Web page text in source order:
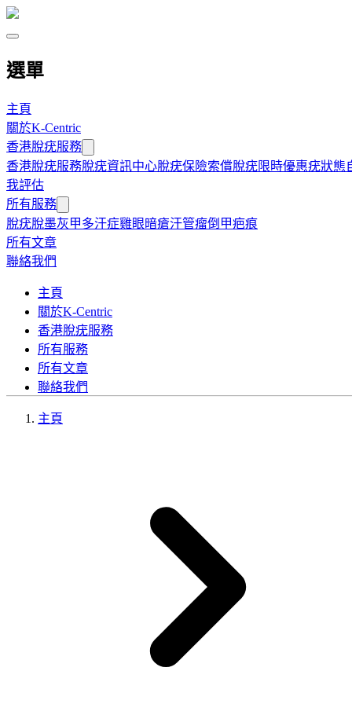
選單
主頁
關於K-Centric
香港脫疣服務
香港脫疣服務脫疣資訊中心脫疣保險索償脫疣限時優惠疣狀態
我評估
所有服務
脫疣脫墨灰甲多汗症雞眼暗瘡汗管瘤倒甲疤痕
所有文章
聯絡我們
主頁
關於K-Centric
香港脫疣服務
所有服務
所有文章
聯絡我們
主頁